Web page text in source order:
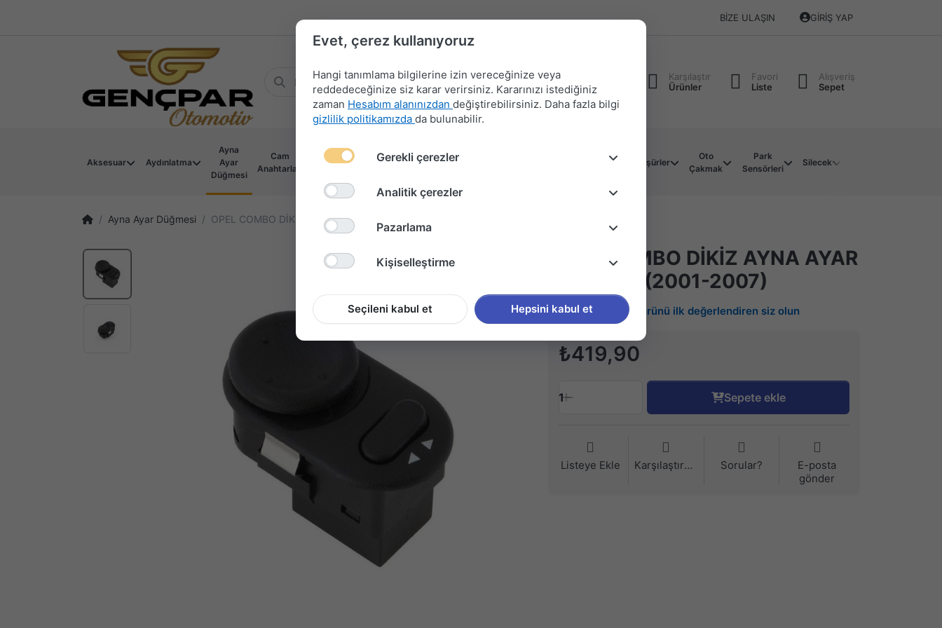
BIZE ULAŞIN GIRIŞ YAP
Karşılaştır
Ürünler
Favori
Liste
Alışveriş
Sepet
Aksesuar Aydınlatma
Ayna
Ayar
Düğmesi
Cam
Anahtarları
Devre
Far
Sinyal-
Merkezi
Müşürler
Oto
Çakmak
Park
Sensörleri
Silecek
Ayna Ayar Düğmesi OPEL COMBO DİKİZ AYNA AYAR DÜĞMESİ (2001-2007)
OPEL COMBO DİKİZ AYNA AYAR
DÜĞMESİ (2001-2007)
Bu ürünü ilk değerlendiren siz olun
₺419,90
1 Sepete ekle
Listeye Ekle Karşılaştırma Sorular?
E-posta
gönder
Evet, çerez kullanıyoruz
Hangi tanımlama bilgilerine izin vereceğinize veya
reddedeceğinize siz karar verirsiniz. Kararınızı istediğiniz
zaman Hesabım alanınızdan değiştirebilirsiniz. Daha fazla bilgi
gizlilik politikamızda da bulunabilir.
Gerekli çerezler
Analitik çerezler
Pazarlama
Kişiselleştirme
Seçileni kabul et Hepsini kabul et